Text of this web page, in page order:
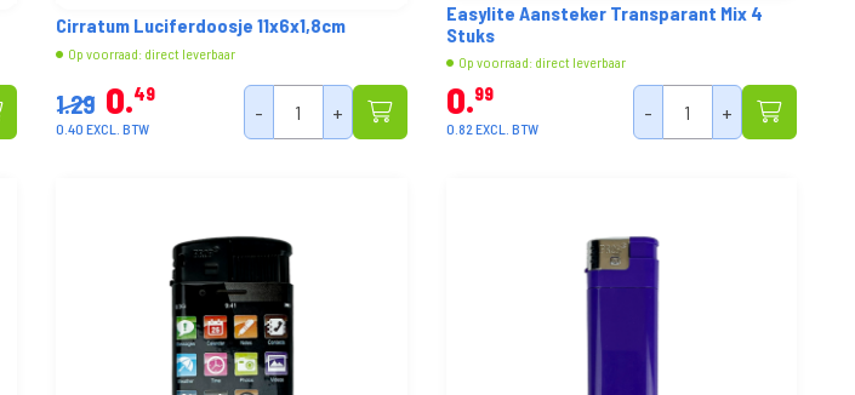
Cirratum Luciferdoosje 11x6x1,8cm
Op voorraad: direct leverbaar
1.29 0 49
0.40 EXCL. BTW
- +
Easylite Aansteker Transparant Mix 4
Stuks
Op voorraad: direct leverbaar
0 99
0.82 EXCL. BTW
- +